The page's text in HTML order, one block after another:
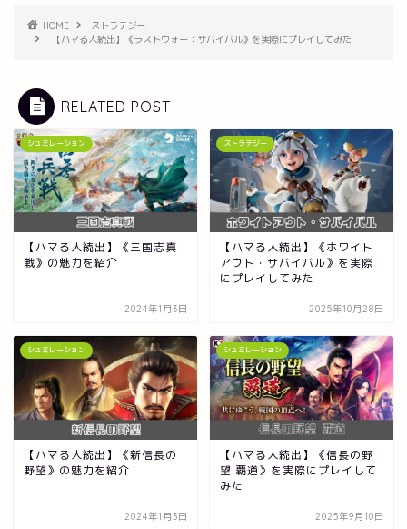
HOME
ストラテジー
【ハマる人続出】《ラストウォー：サバイバル》を実際にプレイしてみた
RELATED POST
シュミレーション
【ハマる人続出】《三国志真
戦》の魅力を紹介
2024年1月3日
ストラテジー
【ハマる人続出】《ホワイト
アウト・サバイバル》を実際
にプレイしてみた
2025年10月28日
シュミレーション
【ハマる人続出】《新信長の
野望》の魅力を紹介
2024年1月3日
シュミレーション
【ハマる人続出】《信長の野
望 覇道》を実際にプレイして
みた
2025年9月10日